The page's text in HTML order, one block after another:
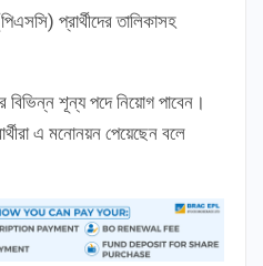
প্রার্থীদের তালিকাসহ
বিভিন্ন শূন্য পদে নিয়োগ পাবেন।
এ মনোনয়ন পেয়েছেন বলে